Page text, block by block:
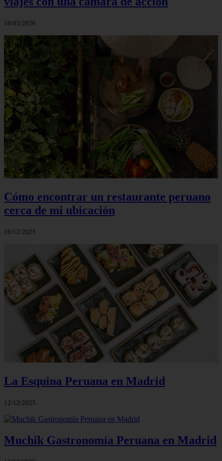
18/03/2026
Cómo encontrar un restaurante peruano
cerca de mi ubicación
16/12/2025
La Esquina Peruana en Madrid
12/12/2025
Muchik Gastronomía Peruana en Madrid